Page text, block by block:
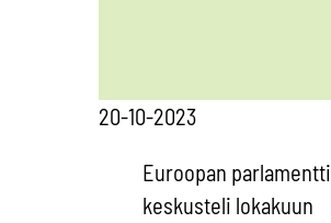
20-10-2023
Euroopan parlamentti
keskusteli lokakuun